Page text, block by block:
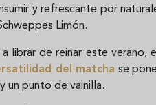
y refrescante por
Limón.
librar de reinar este verano,
del matcha se
un punto de vainilla.